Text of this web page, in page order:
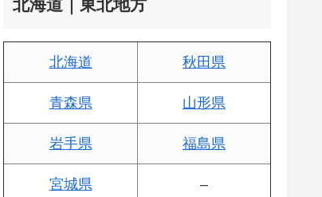
北海道｜東北地方
北海道 秋田県
青森県 山形県
岩手県 福島県
宮城県 –